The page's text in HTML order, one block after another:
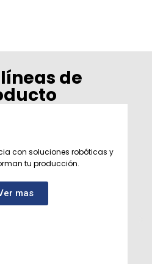
de
con soluciones robóticas y
tu producción.
mas